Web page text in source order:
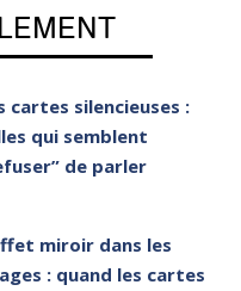
cartes silencieuses :
qui semblent
de parler
miroir dans les
: quand les cartes